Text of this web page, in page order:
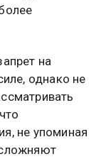
на
однако не
не упоминая